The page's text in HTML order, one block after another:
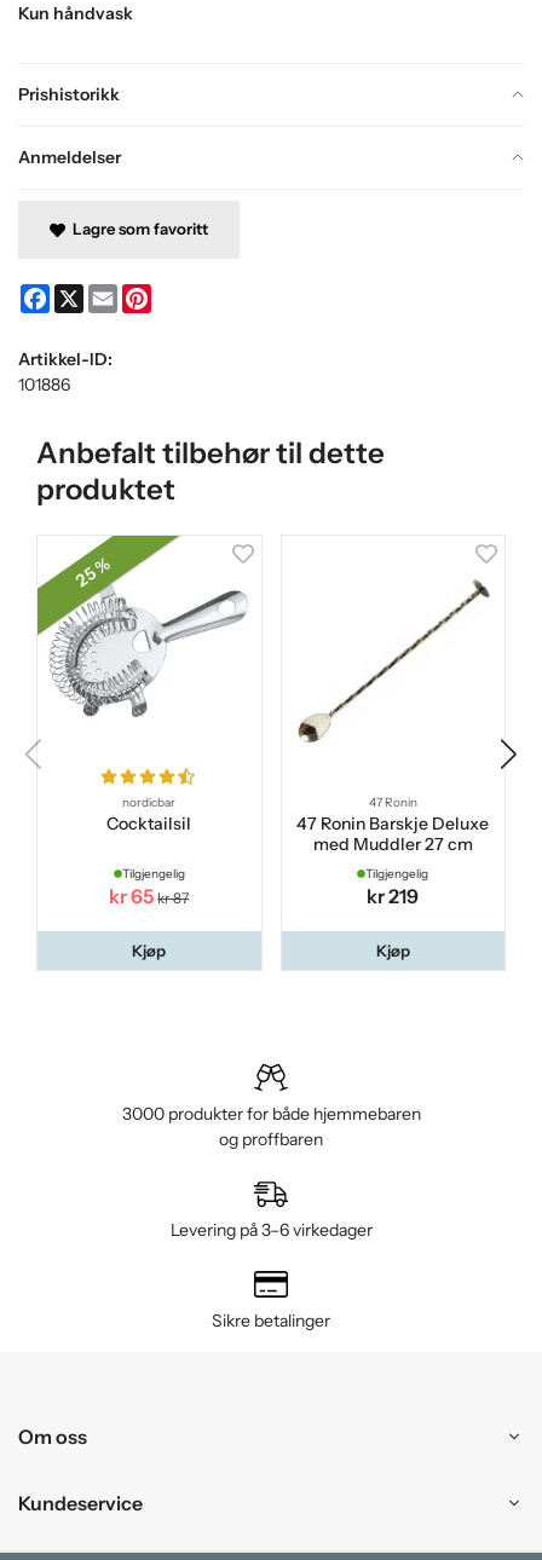
Prishistorikk
Anmeldelser
Kun håndvask
Lagre som favoritt
Facebook
X Email
Artikkel-ID:
101886
Anbefalt tilbehør til dette
produktet
25 %
nordicbar
Cocktailsil
Tilgjengelig
kr 65 kr 87
Kjøp
47 Ronin
47 Ronin Barskje Deluxe
med Muddler 27 cm
Tilgjengelig
kr 219
Kjøp
3000 produkter for både hjemmebaren
og proffbaren
Levering på 3–6 virkedager
Sikre betalinger
Om oss
Kundeservice